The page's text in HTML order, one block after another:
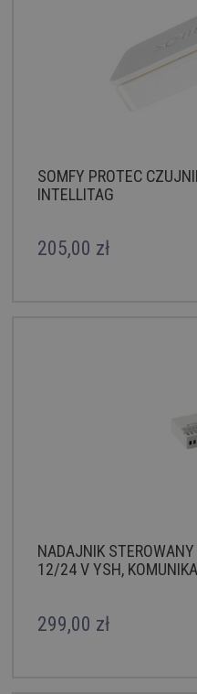
SOMFY PROTEC
INTELLITAG
205,00 zł
NADAJNIK
12/24 V YSH,
299,00 zł